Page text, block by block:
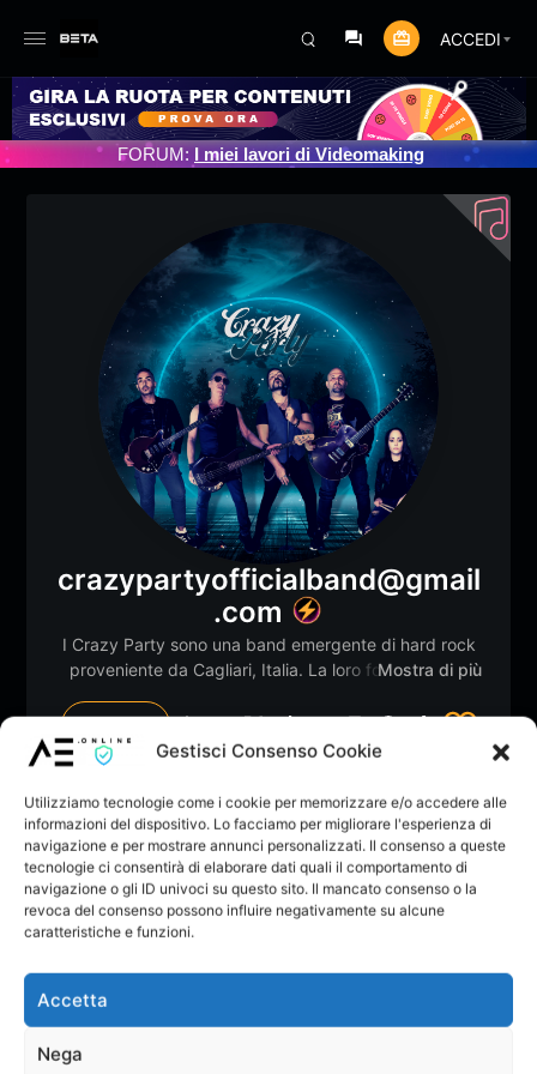
Gestisci Consenso Cookie
Utilizziamo tecnologie come i cookie per memorizzare e/o accedere alle
informazioni del dispositivo. Lo facciamo per migliorare l'esperienza di
navigazione e per mostrare annunci personalizzati. Il consenso a queste
tecnologie ci consentirà di elaborare dati quali il comportamento di
navigazione o gli ID univoci su questo sito. Il mancato consenso o la
revoca del consenso possono influire negativamente su alcune
caratteristiche e funzioni.
Accetta
Nega
ACCEDI
PROGRAMMATO 3/07/2025
FORUM: I miei lavori di Videomaking
crazypartyofficialband@gmail
.com
I Crazy Party sono una band emergente di hard rock
proveniente da Cagliari, Italia. La loro formazione è
appassionati di rock classico, con influenze che
spaziano dagli anni '70 e '80. La band è composta da:
• Luca Piras (Voce) • Federico Pilia (Chitarra Solista) •
Alessandro Ledda (Basso) • Giorgio Marras (Chitarra
Ritmica) • Sara Pintus (Batteria) Storia e Formazione I
Crazy Party nascono dalla fusione di cinque musicisti
che condividono una passione comune per il rock. Sin
dall'inizio, il loro obiettivo è stato quello di creare
musica che mescolasse le sonorità classiche del rock
gamma di ascoltatori. La loro musica trae ispirazione
da leggende del rock come Queen, Whitesnake,
AC/DC, Deep Purple e Skid Row, e il risultato è un
sound unico che combina elementi tradizionali con
Mostra di più
Membro dal: Nov 2024